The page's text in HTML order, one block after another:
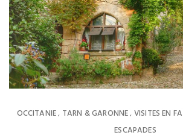
OCCITANIE, TARN & GARONNE, VISITES EN
ESCAPADES